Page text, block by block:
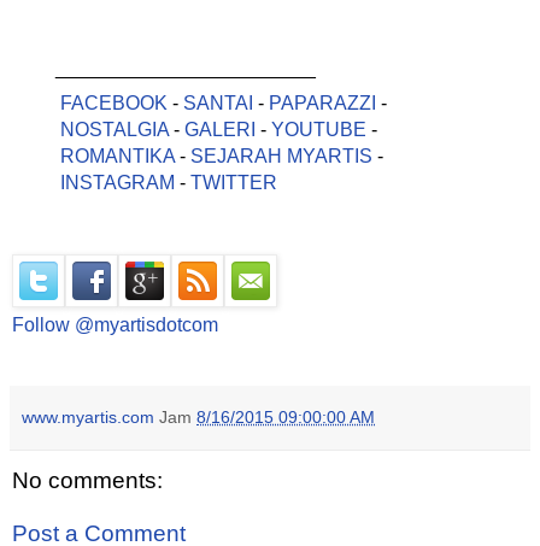
FACEBOOK - SANTAI - PAPARAZZI -
NOSTALGIA- GALERI - YOUTUBE -
ROMANTIKA- SEJARAH MYARTIS -
INSTAGRAM - TWITTER
Follow @myartisdotcom
www.myartis.com Jam 8/16/2015 09:00:00 AM
No comments:
Post a Comment